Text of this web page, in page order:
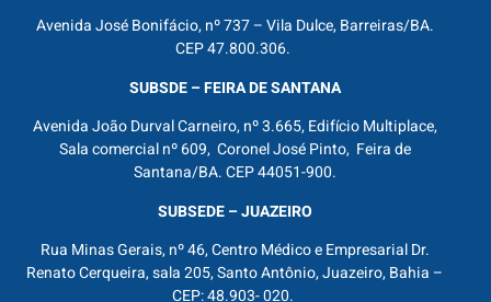
Avenida José Bonifácio, nº 737 – Vila Dulce, Barreiras/BA.
CEP 47.800.306.
SUBSDE – FEIRA DE SANTANA
Avenida João Durval Carneiro, nº 3.665, Edifício Multiplace,
Sala comercial nº 609, Coronel José Pinto, Feira de
Santana/BA. CEP 44051-900.
SUBSEDE – JUAZEIRO
Rua Minas Gerais, nº 46, Centro Médico e Empresarial Dr.
Renato Cerqueira, sala 205, Santo Antônio, Juazeiro, Bahia –
CEP: 48.903- 020.